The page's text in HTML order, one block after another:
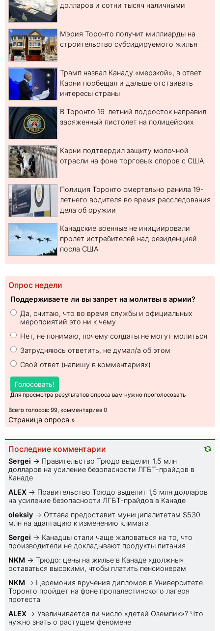
долларов и сотни тысяч наличными
Мэрия Торонто получит миллиарды на
строительство субсидируемого жилья
Трамп назвал Канаду «мерзкой», в ответ
Карни пообещал и дальше отстаивать
интересы страны
В Торонто 16-летний подросток направил
заряженный пистолет на полицейских
Карни подтвердил защиту молочной
отрасли на фоне торговых споров с США
Полиция Торонто смертельно ранила 19-
летнего водителя во время расследования
дела об оружии
Канадские военные не инициировали
пролет истребителей над резиденцией
посла США
Опрос недели
Поддерживаете ли вы запрет на молитвы в армии?
Да, считаю, что во время службы и официальных
мероприятий это ни к чему
Нет, не понимаю, почему солдаты не могут молиться
Затрудняюсь ответить, не думал/а об этом
Свой ответ (напишу в комментариях)
Голосовать!
Для просмотра результатов опроса вам нужно проголосовать
Всего голосов: 99, комментариев 0
Страница опроса »
Последние комментарии
Sеrgei → Правительство Трюдо выделит 1,5 млн
долларов на усиление безопасности ЛГБТ-прайдов в
Канаде
ALEX → Правительство Трюдо выделит 1,5 млн долларов
на усиление безопасности ЛГБТ-прайдов в Канаде
oleksiy → Оттава предоставит муниципалитетам $530
млн на адаптацию к изменению климата
Sеrgei → Канадцы стали чаще жаловаться на то, что
производители не докладывают продукты питания
NKM → Трюдо: цены на жилье в Канаде «должны»
оставаться высокими, чтобы платить пенсионерам
NKM → Церемония вручения дипломов в Университете
Торонто пройдет на фоне пропалестинского лагеря
протеста
ALEX → Увеличивается ли число «детей Оземпик»? Что
нужно знать о растущем феномене